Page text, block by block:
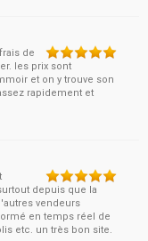
de
les prix sont
et on y trouve son
rapidement et
depuis que la
vendeurs
en temps réel de
etc. un très bon site.